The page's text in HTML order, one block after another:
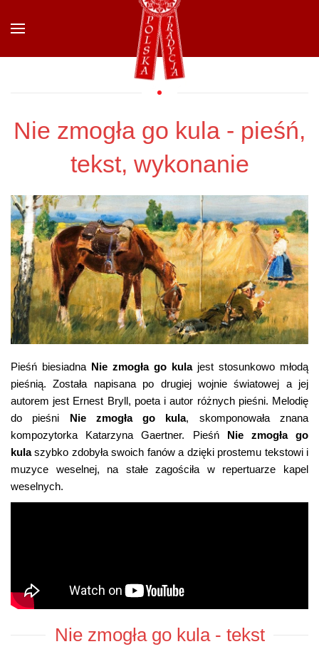
Przejdź do głównej treści
Nie zmogła go kula - pieśń,
tekst, wykonanie
Pieśń biesiadna Nie zmogła go kulajest stosunkowo młodą
pieśnią. Została napisana po drugiej wojnie światowej a jej
autorem jest Ernest Bryll, poeta i autor różnych pieśni. Melodię
do pieśni Nie zmogła go kula, skomponowała znana
kompozytorka Katarzyna Gaertner. Pieśń Nie zmogła go
kula szybko zdobyła swoich fanów a dzięki prostemu tekstowi i
muzyce weselnej, na stałe zagościła w repertuarze kapel
weselnych.
Nie zmogła go kula - tekst